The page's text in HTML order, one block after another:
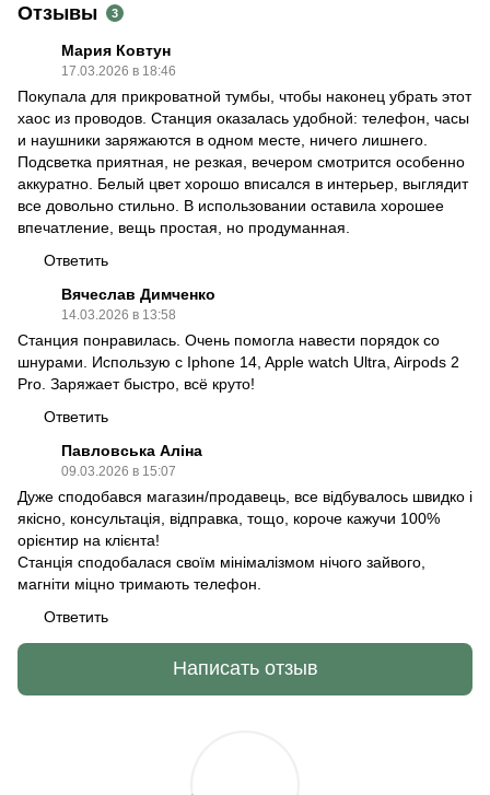
Отзывы 3
Мария Ковтун
17.03.2026 в 18:46
Покупала для прикроватной тумбы, чтобы наконец убрать этот
хаос из проводов. Станция оказалась удобной: телефон, часы
и наушники заряжаются в одном месте, ничего лишнего.
Подсветка приятная, не резкая, вечером смотрится особенно
аккуратно. Белый цвет хорошо вписался в интерьер, выглядит
все довольно стильно. В использовании оставила хорошее
впечатление, вещь простая, но продуманная.
Ответить
Вячеслав Димченко
14.03.2026 в 13:58
Станция понравилась. Очень помогла навести порядок со
шнурами. Использую с Iphone 14, Apple watch Ultra, Airpods 2
Pro. Заряжает быстро, всё круто!
Ответить
Павловська Аліна
09.03.2026 в 15:07
Дуже сподобався магазин/продавець, все відбувалось швидко і
якісно, консультація, відправка, тощо, короче кажучи 100%
орієнтир на клієнта!
Станція сподобалася своїм мінімалізмом нічого зайвого,
магніти міцно тримають телефон.
Ответить
Написать отзыв